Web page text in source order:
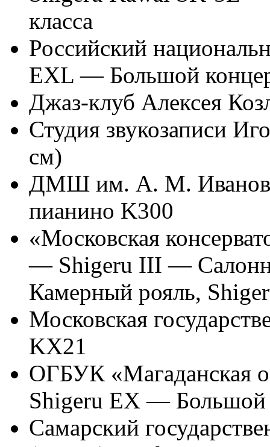
класса
Российский
EXL — Большой
Джаз-клуб Алексея
Студия звукозаписи
см)
ДМШ им. А. М.
пианино K300
«Московская
— Shigeru III —
Камерный рояль,
Московская
KX21
ОГБУК «Магаданская
Shigeru EX — Большой
Самарский